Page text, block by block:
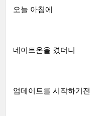
오늘 아침에
네이트온을 켰더니
업데이트를 시작하기전